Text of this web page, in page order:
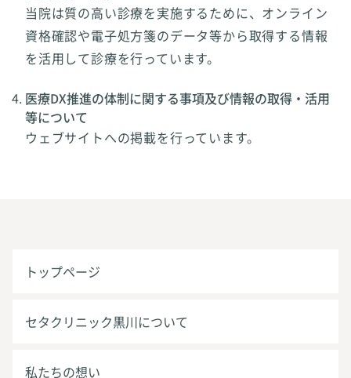
当院は質の高い診療を実施するために、オンライン
資格確認や電子処方箋のデータ等から取得する情報
を活用して診療を行っています。
医療DX推進の体制に関する事項及び情報の取得・活用
等について
ウェブサイトへの掲載を行っています。
トップページ
セタクリニック黒川について
私たちの想い